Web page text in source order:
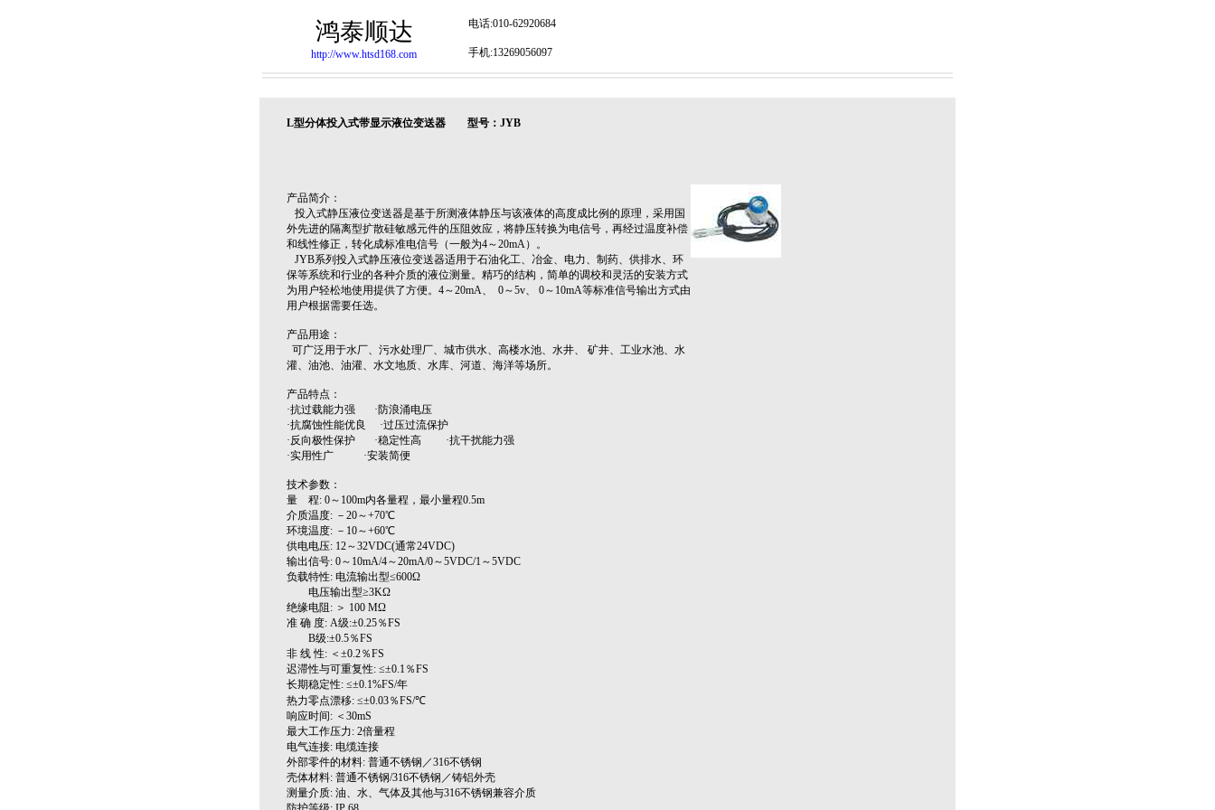
鸿泰顺达
http://www.htsd168.com
电话:010-62920684
手机:13269056097
L型分体投入式带显示液位变送器 型号：JYB
产品简介：
投入式静压液位变送器是基于所测液体静压与该液体的高度成比例的原理，采用国
外先进的隔离型扩散硅敏感元件的压阻效应，将静压转换为电信号，再经过温度补偿
和线性修正，转化成标准电信号（一般为4～20mA）。
JYB系列投入式静压液位变送器适用于石油化工、冶金、电力、制药、供排水、环
保等系统和行业的各种介质的液位测量。精巧的结构，简单的调校和灵活的安装方式
为用户轻松地使用提供了方便。4～20mA、 0～5v、 0～10mA等标准信号输出方式由
用户根据需要任选。
产品用途：
可广泛用于水厂、污水处理厂、城市供水、高楼水池、水井、 矿井、工业水池、水
灌、油池、油灌、水文地质、水库、河道、海洋等场所。
产品特点：
·抗过载能力强 ·防浪涌电压
·抗腐蚀性能优良 ·过压过流保护
·反向极性保护 ·稳定性高 ·抗干扰能力强
·实用性广 ·安装简便
技术参数：
量 程: 0～100m内各量程，最小量程0.5m
介质温度: －20～+70℃
环境温度: －10～+60℃
供电电压: 12～32VDC(通常24VDC)
输出信号: 0～10mA/4～20mA/0～5VDC/1～5VDC
负载特性: 电流输出型≤600Ω
电压输出型≥3KΩ
绝缘电阻: ＞ 100 MΩ
准 确 度: A级:±0.25％FS
B级:±0.5％FS
非 线 性: ＜±0.2％FS
迟滞性与可重复性: ≤±0.1％FS
长期稳定性: ≤±0.1%FS/年
热力零点漂移: ≤±0.03％FS/℃
响应时间: ＜30mS
最大工作压力: 2倍量程
电气连接: 电缆连接
外部零件的材料: 普通不锈钢／316不锈钢
壳体材料: 普通不锈钢/316不锈钢／铸铝外壳
测量介质: 油、水、气体及其他与316不锈钢兼容介质